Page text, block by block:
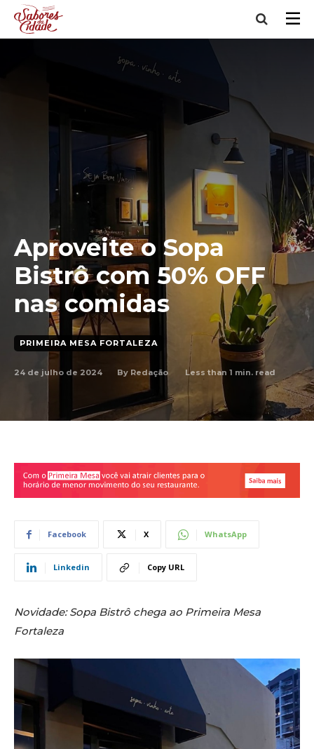
Aproveite o Sopa
Bistrô com 50% OFF
nas comidas
PRIMEIRA MESA FORTALEZA
24 de julho de 2024 By Redação Less than 1 min. read
Facebook X WhatsApp
Linkedin Copy URL
Novidade: Sopa Bistrô chega ao Primeira Mesa
Fortaleza